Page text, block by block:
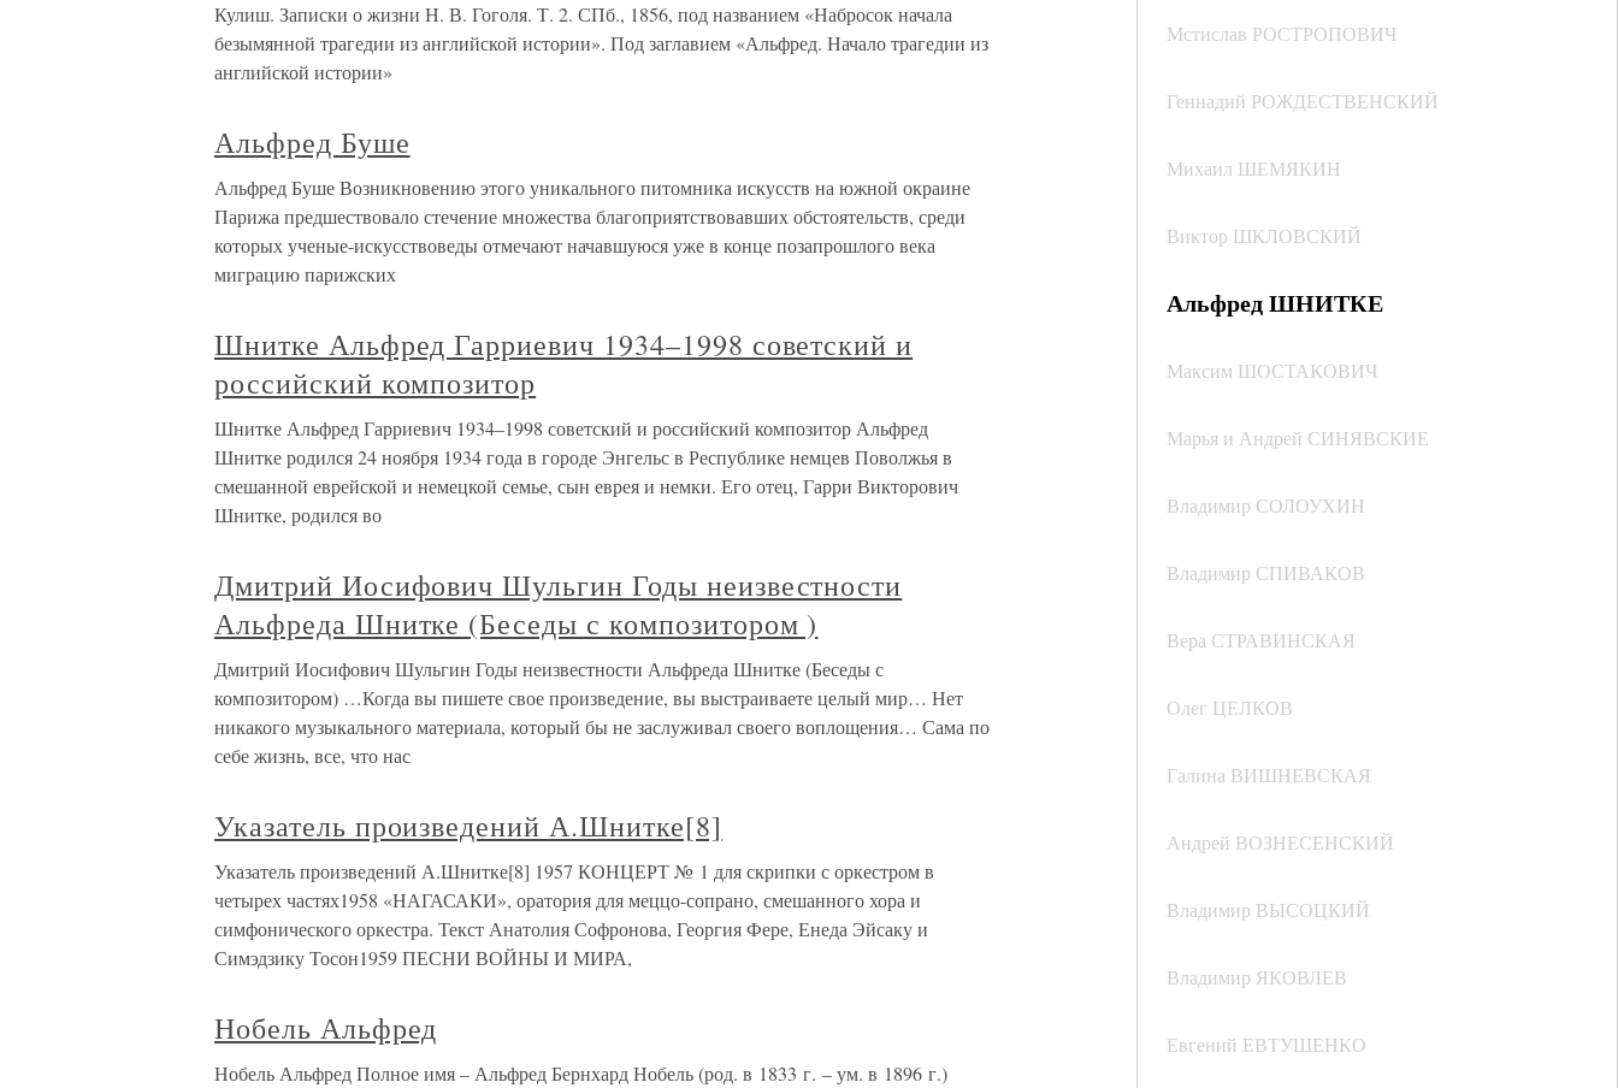
Мстислав РОСТРОПОВИЧ
Геннадий РОЖДЕСТВЕНСКИЙ
Михаил ШЕМЯКИН
Виктор ШКЛОВСКИЙ
Альфред ШНИТКЕ
Максим ШОСТАКОВИЧ
Марья и Андрей СИНЯВСКИЕ
Владимир СОЛОУХИН
Владимир СПИВАКОВ
Вера СТРАВИНСКАЯ
Олег ЦЕЛКОВ
Галина ВИШНЕВСКАЯ
Андрей ВОЗНЕСЕНСКИЙ
Владимир ВЫСОЦКИЙ
Владимир ЯКОВЛЕВ
Евгений ЕВТУШЕНКО
Кулиш. Записки о жизни Н. В. Гоголя. Т. 2. СПб., 1856, под названием «Набросок начала
безымянной трагедии из английской истории». Под заглавием «Альфред. Начало трагедии из
английской истории»
Альфред Буше
Альфред Буше Возникновению этого уникального питомника искусств на южной окраине
Парижа предшествовало стечение множества благоприятствовавших обстоятельств, среди
которых ученые-искусствоведы отмечают начавшуюся уже в конце позапрошлого века
миграцию парижских
Шнитке Альфред Гарриевич 1934–1998 советский и
российский композитор
Шнитке Альфред Гарриевич 1934–1998 советский и российский композитор Альфред
Шнитке родился 24 ноября 1934 года в городе Энгельс в Республике немцев Поволжья в
смешанной еврейской и немецкой семье, сын еврея и немки. Его отец, Гарри Викторович
Шнитке, родился во
Дмитрий Иосифович Шульгин Годы неизвестности
Альфреда Шнитке (Беседы с композитором )
Дмитрий Иосифович Шульгин Годы неизвестности Альфреда Шнитке (Беседы с
композитором) …Когда вы пишете свое произведение, вы выстраиваете целый мир… Нет
никакого музыкального материала, который бы не заслуживал своего воплощения… Сама по
себе жизнь, все, что нас
Указатель произведений А.Шнитке[8]
Указатель произведений А.Шнитке[8] 1957 КОНЦЕРТ № 1 для скрипки с оркестром в
четырех частях1958 «НАГАСАКИ», оратория для меццо-сопрано, смешанного хора и
симфонического оркестра. Текст Анатолия Софронова, Георгия Фере, Енеда Эйсаку и
Симэдзику Тосон1959 ПЕСНИ ВОЙНЫ И МИРА,
Нобель Альфред
Нобель Альфред Полное имя – Альфред Бернхард Нобель (род. в 1833 г. – ум. в 1896 г.)